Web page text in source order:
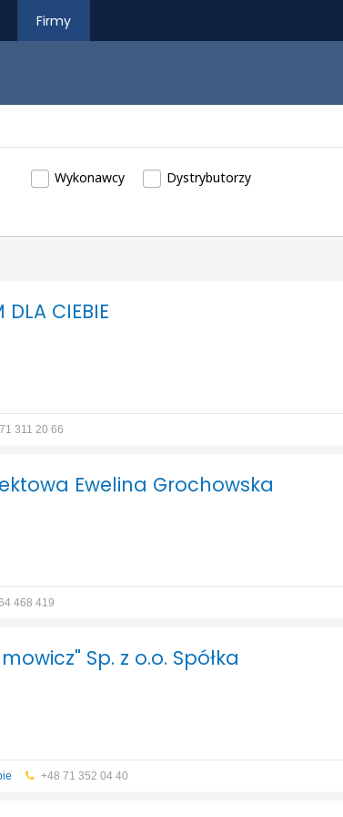
Firmy
Wykonawcy Dystrybutorzy
DLA CIEBIE
71 311 20 66
Ewelina Grochowska
468 419
Sp. z o.o. Spółka
+48 71 352 04 40